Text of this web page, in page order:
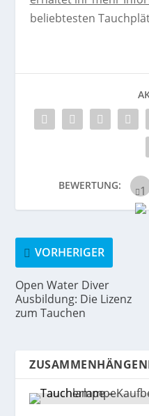
beliebtesten
BEWERTUNG:
VORHERIGER
Open Water Diver
Ausbildung: Die Lizenz
zum Tauchen